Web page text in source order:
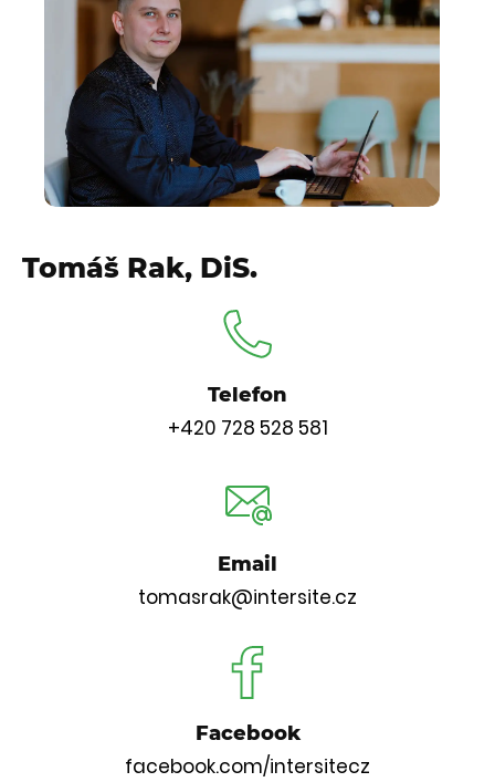
Tomáš Rak, DiS.
Telefon
+420 728 528 581
Email
tomasrak@intersite.cz
Facebook
facebook.com/intersitecz